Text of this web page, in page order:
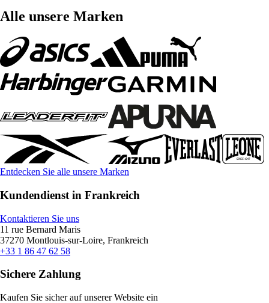
Alle unsere Marken
Entdecken Sie alle unsere Marken
Kundendienst in Frankreich
Kontaktieren Sie uns
11 rue Bernard Maris
37270 Montlouis-sur-Loire, Frankreich
+33 1 86 47 62 58
Sichere Zahlung
Kaufen Sie sicher auf unserer Website ein